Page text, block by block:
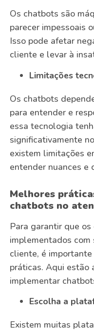
Os chatbots são
parecer impessoais
Isso pode afetar
cliente e levar à
Limitações
Os chatbots
para entender e
essa tecnologia
significativamente
existem limitações
entender nuances e
Melhores
chatbots no
Para garantir que
implementados
cliente, é
práticas. Aqui estão
implementar
Escolha a
Existem muitas